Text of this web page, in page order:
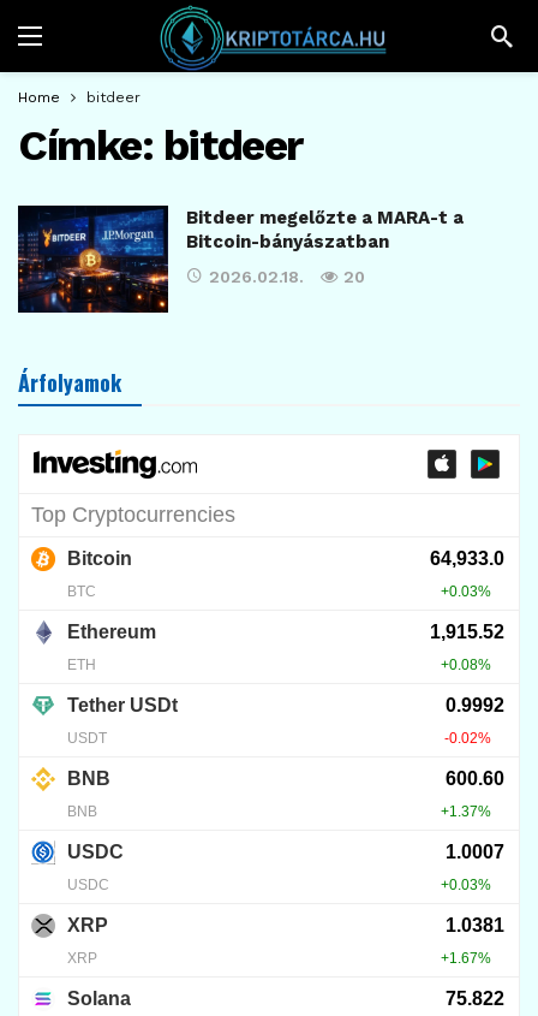
Home bitdeer
Címke: bitdeer
Bitdeer megelőzte a MARA-t a
Bitcoin-bányászatban
2026.02.18. 20
Árfolyamok